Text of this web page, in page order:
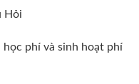
Hỏi
phí và sinh hoạt phí